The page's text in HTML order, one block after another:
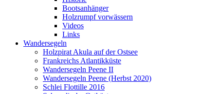
Bootsanhänger
Holzrumpf vorwässern
Videos
Links
Wandersegeln
Holzpirat Akula auf der Ostsee
Frankreichs Atlantikküste
Wandersegeln Peene II
Wandersegeln Peene (Herbst 2020)
Schlei Flottille 2016